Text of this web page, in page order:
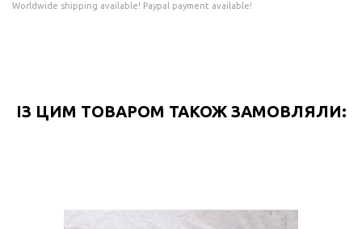
Worldwide shipping available! Paypal payment available!
ІЗ ЦИМ ТОВАРОМ ТАКОЖ ЗАМОВЛЯЛИ: